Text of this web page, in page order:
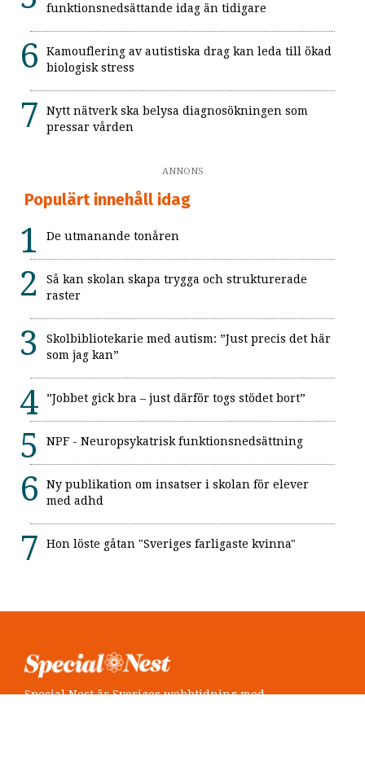
funktionsnedsättande idag än tidigare
Kamouflering av autistiska drag kan leda till ökad
biologisk stress
Nytt nätverk ska belysa diagnosökningen som
pressar vården
ANNONS
Populärt innehåll idag
De utmanande tonåren
Så kan skolan skapa trygga och strukturerade
raster
Skolbibliotekarie med autism: ”Just precis det här
som jag kan”
”Jobbet gick bra – just därför togs stödet bort”
NPF - Neuropsykatrisk funktionsnedsättning
Ny publikation om insatser i skolan för elever
med adhd
Hon löste gåtan "Sveriges farligaste kvinna"
Special Nest är Sveriges webbtidning med